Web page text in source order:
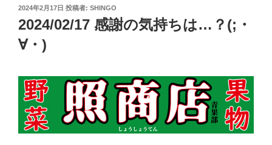
投
稿
日:
2024年2月17日 投稿者: SHINGO
2024/02/17 感謝の気持ちは…？(;・
∀・)